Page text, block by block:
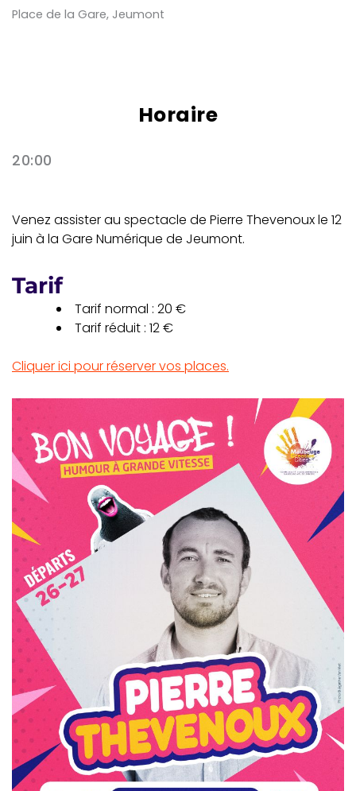
Place de la Gare, Jeumont
Horaire
20:00
Venez assister au spectacle de Pierre Thevenoux le 12
juin à la Gare Numérique de Jeumont.
Tarif
Tarif normal : 20 €
Tarif réduit : 12 €
Cliquer ici pour réserver vos places.